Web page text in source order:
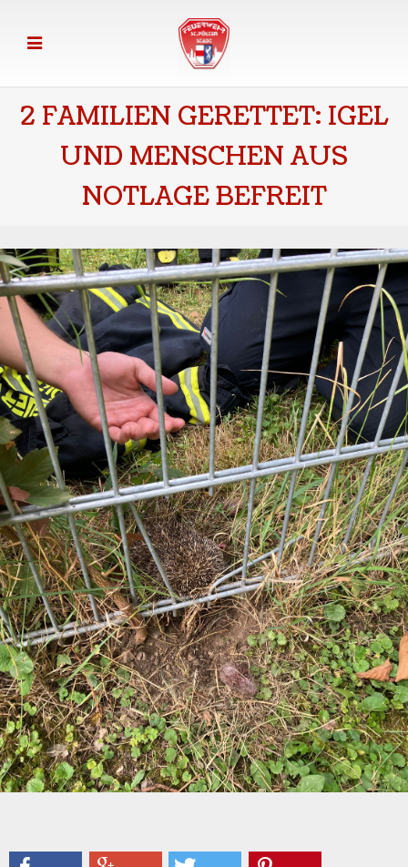
2 FAMILIEN GERETTET: IGEL
UND MENSCHEN AUS
NOTLAGE BEFREIT